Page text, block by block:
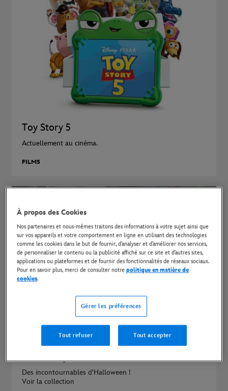
Toy Story 5
Actuellement au cinéma.
FILMS
Des incontournables d'Halloween !
Voir la collection
À propos des Cookies
Nos partenaires et nous-mêmes traitons des informations à votre sujet ainsi que
sur vos appareils et votre comportement en ligne en utilisant des technologies
comme les cookies dans le but de fournir, d’analyser et d’améliorer nos services,
de personnaliser le contenu ou la publicité affiché sur ce site et d’autres sites,
applications ou plateformes et de fournir des fonctionnalités de réseaux sociaux.
Pour en savoir plus, merci de consulter notrepolitique en matière de
cookies.
Gérer les préférences
Tout refuser Tout accepter